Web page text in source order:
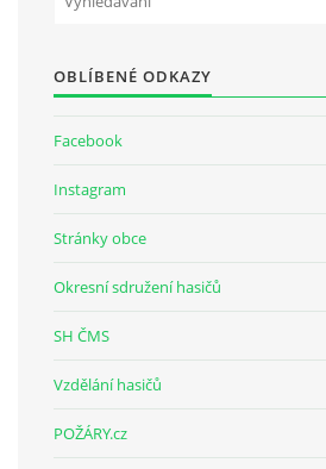
OBLÍBENÉ ODKAZY
Facebook
Instagram
Stránky obce
Okresní sdružení hasičů
SH ČMS
Vzdělání hasičů
POŽÁRY.cz